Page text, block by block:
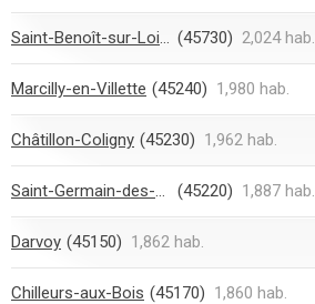
Saint-Benoît-sur-Loire (45730) 2,024 hab.
Marcilly-en-Villette (45240) 1,980 hab.
Châtillon-Coligny (45230) 1,962 hab.
Saint-Germain-des-Prés (45220) 1,887 hab.
Darvoy (45150) 1,862 hab.
Chilleurs-aux-Bois (45170) 1,860 hab.